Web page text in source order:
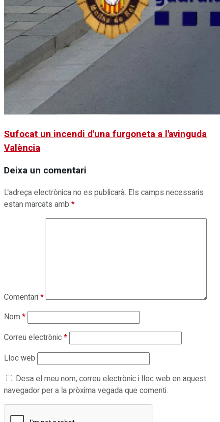
Sufocat un incendi d'una furgoneta a l'avinguda
València
Deixa un comentari
L'adreça electrònica no es publicarà. Els camps necessaris
estan marcats amb *
Comentari*
Nom*
Correu electrònic*
Lloc web
Desa el meu nom, correu electrònic i lloc web en aquest
navegador per a la pròxima vegada que comenti.